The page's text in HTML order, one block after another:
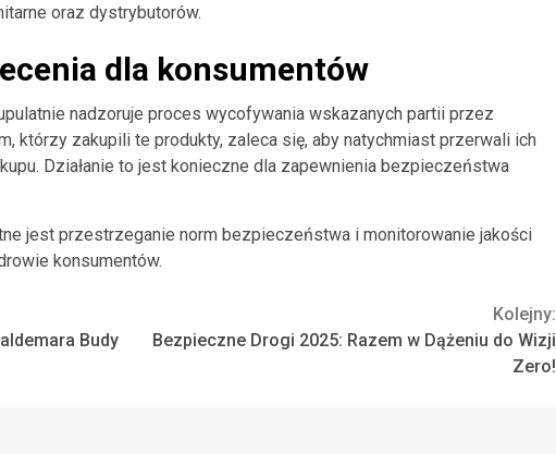
oraz dystrybutorów.
dla konsumentów
nadzoruje proces wycofywania wskazanych partii przez
którzy zakupili te produkty, zaleca się, aby natychmiast przerwali ich
Działanie to jest konieczne dla zapewnienia bezpieczeństwa
jest przestrzeganie norm bezpieczeństwa i monitorowanie jakości
konsumentów.
Budy
Kolejny:
Bezpieczne Drogi 2025: Razem w Dążeniu do Wizji
Zero!